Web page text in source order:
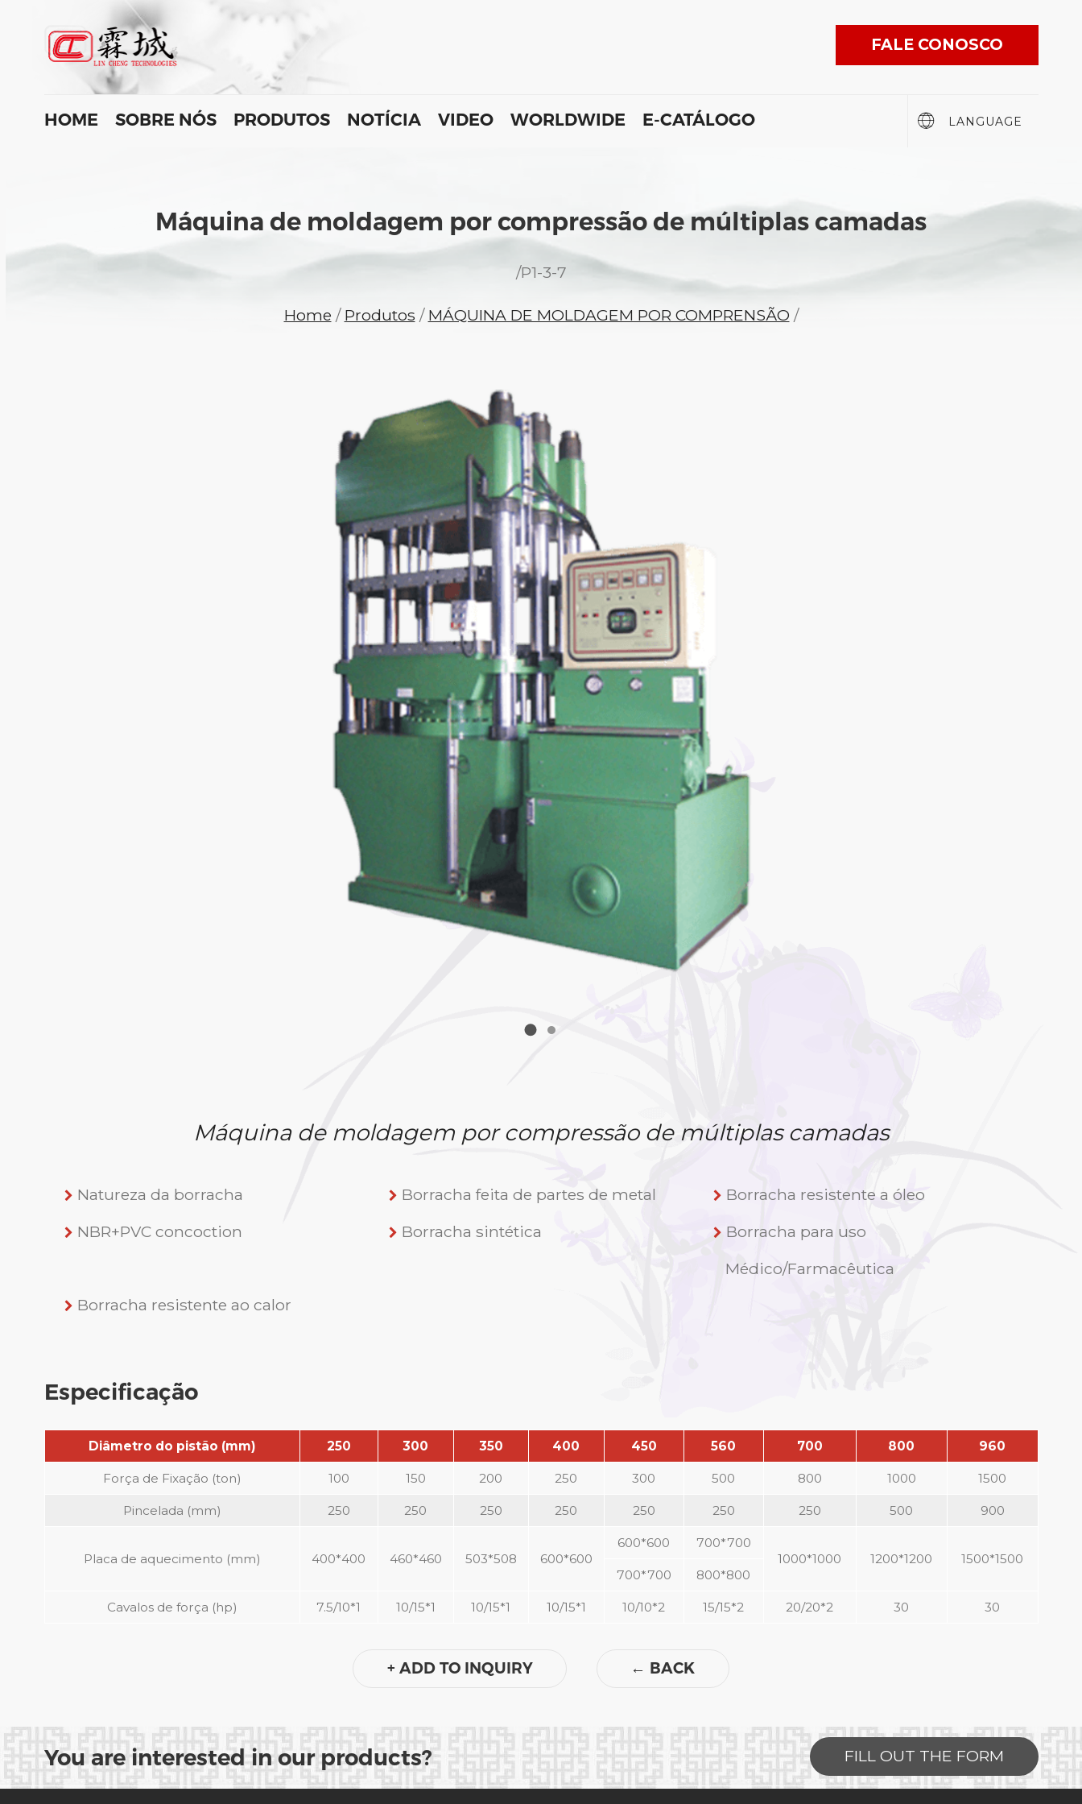
FALE CONOSCO
HOME SOBRE NÓS PRODUTOS NOTÍCIA VIDEO WORLDWIDE E-CATÁLOGO LANGUAGE
ESPAÑOL
Máquina de moldagem por compressão de múltiplas camadas
/P1-3-7
Home / Produtos / MÁQUINA DE MOLDAGEM POR COMPRENSÃO /
Máquina de moldagem por compressão de múltiplas camadas
Natureza da borracha Borracha feita de partes de metal
Borracha resistente a óleo
NBR+PVC concoction
Borracha sintética
Borracha para uso
Médico/Farmacêutica
Borracha resistente ao calor
Especificação
Diâmetro do pistão (mm) 250 300 350 400 450 560 700 800 960
Força de Fixação (ton) 100 150 200 250 300 500 800 1000 1500
Pincelada (mm) 250 250 250 250 250 250 250 500 900
Placa de aquecimento (mm) 400*400 460*460 503*508 600*600
600*600
700*700
1000*1000
1200*1200
1500*1500
700*700
800*800
Cavalos de força (hp) 7.5/10*1 10/15*1 10/15*1 10/15*1 10/10*2 15/15*2 20/20*2 30 30
+ ADD TO INQUIRY ← BACK
You are interested in our products? FILL OUT THE FORM